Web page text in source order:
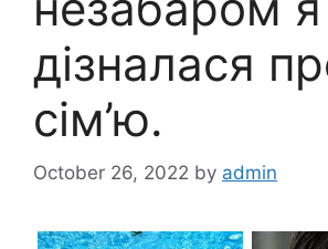
дізналася
сім’ю.
October 26, 2022 by admin